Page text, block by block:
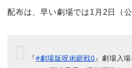
配布は、早い劇場では1月2日（
『#劇場版呪術廻戦0』劇場入